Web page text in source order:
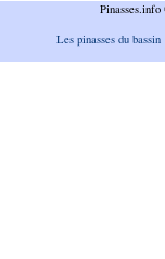
Les pinasses du bassin